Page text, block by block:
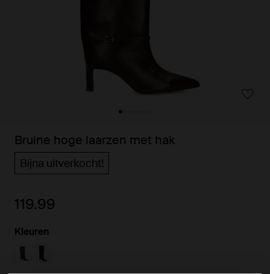
Bruine hoge laarzen met hak
Bijna uitverkocht!
119.99
Kleuren